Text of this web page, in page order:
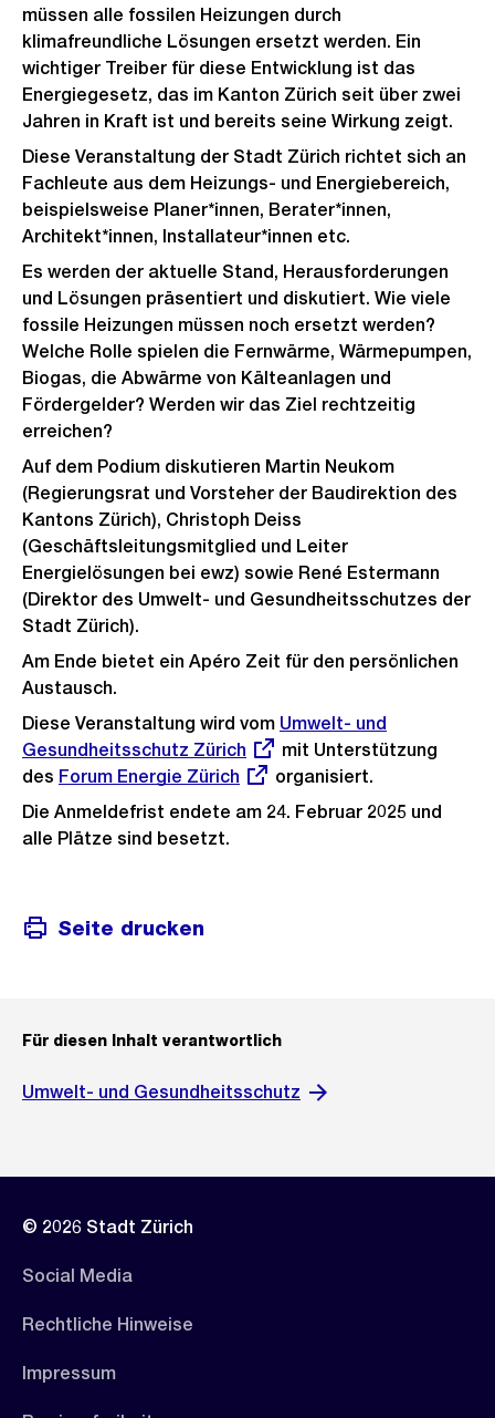
müssen alle fossilen Heizungen durch
klimafreundliche Lösungen ersetzt werden. Ein
wichtiger Treiber für diese Entwicklung ist das
Energiegesetz, das im Kanton Zürich seit über zwei
Jahren in Kraft ist und bereits seine Wirkung zeigt.
Diese Veranstaltung der Stadt Zürich richtet sich an
Fachleute aus dem Heizungs- und Energiebereich,
beispielsweise Planer*innen, Berater*innen,
Architekt*innen, Installateur*innen etc.
Es werden der aktuelle Stand, Herausforderungen
und Lösungen präsentiert und diskutiert. Wie viele
fossile Heizungen müssen noch ersetzt werden?
Welche Rolle spielen die Fernwärme, Wärmepumpen,
Biogas, die Abwärme von Kälteanlagen und
Fördergelder? Werden wir das Ziel rechtzeitig
erreichen?
Auf dem Podium diskutieren Martin Neukom
(Regierungsrat und Vorsteher der Baudirektion des
Kantons Zürich), Christoph Deiss
(Geschäftsleitungsmitglied und Leiter
Energielösungen bei ewz) sowie René Estermann
(Direktor des Umwelt- und Gesundheitsschutzes der
Stadt Zürich).
Am Ende bietet ein Apéro Zeit für den persönlichen
Austausch.
Diese Veranstaltung wird vom Externer
Link:
Umwelt- und
Gesundheitsschutz Zürich
mit Unterstützung
des Externer
Link:
Forum Energie Zürich
organisiert.
Die Anmeldefrist endete am 24. Februar 2025 und
alle Plätze sind besetzt.
Seite drucken
Für diesen Inhalt verantwortlich
Umwelt- und Gesundheitsschutz
© 2026 Stadt Zürich
Social Media
Rechtliche Hinweise
Impressum